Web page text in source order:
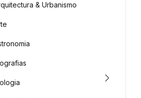
& Urbanismo